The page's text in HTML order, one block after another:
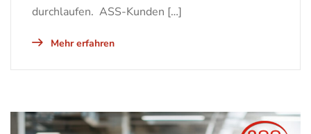
durchlaufen. ASS-Kunden […]
Mehr erfahren